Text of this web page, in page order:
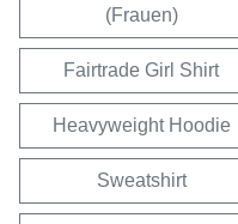
(Frauen)
Fairtrade Girl Shirt
Heavyweight Hoodie
Sweatshirt